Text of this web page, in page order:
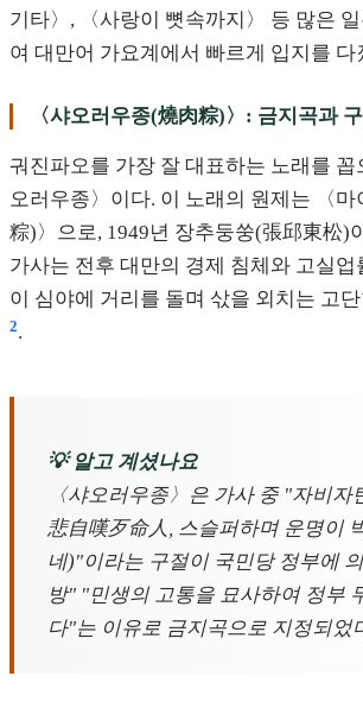
기타〉, 〈사랑이 뼛속까지〉 등 많은
여 대만어 가요계에서 빠르게 입지를 다
〈샤오러우종(燒肉粽)〉: 금지곡과
궈진파오를 가장 잘 대표하는 노래를
오러우종〉이다. 이 노래의 원제는 〈
粽)〉으로, 1949년 장추둥쑹(張邱東松)
가사는 전후 대만의 경제 침체와 고실
이 심야에 거리를 돌며 삯을 외치는 고
2.
💡 알고 계셨나요
〈샤오러우종〉은 가사 중 "자비자
悲自嘆歹命人, 스슬퍼하며 운명이
네)"이라는 구절이 국민당 정부에
방" "민생의 고통을 묘사하여 정부
다"는 이유로 금지곡으로 지정되었